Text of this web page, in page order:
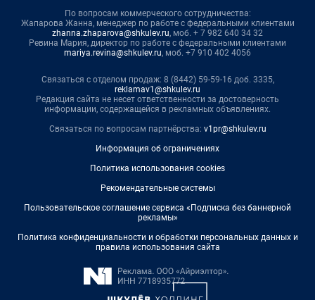
По вопросам коммерческого сотрудничества:
Жапарова Жанна, менеджер по работе с федеральными клиентами
zhanna.zhaparova@shkulev.ru, моб. + 7 982 640 34 32
Ревина Мария, директор по работе с федеральными клиентами
mariya.revina@shkulev.ru, моб. +7 910 402 4056
Связаться с отделом продаж: 8 (8442) 59-59-16 доб. 3335,
reklamav1@shkulev.ru
Редакция сайта не несет ответственности за достоверность
информации, содержащейся в рекламных объявлениях.
Связаться по вопросам партнёрства: v1pr@shkulev.ru
Информация об ограничениях
Политика использования cookies
Рекомендательные системы
Пользовательское соглашение сервиса «Подписка без баннерной
рекламы»
Политика конфиденциальности и обработки персональных данных и
правила использования сайта